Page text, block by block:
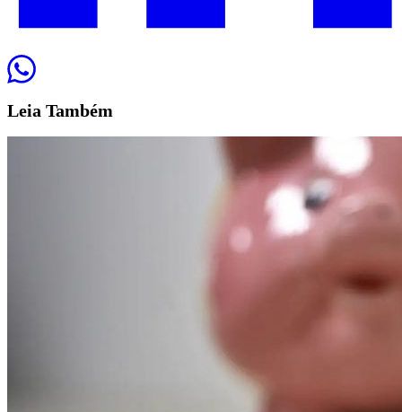
Leia Também